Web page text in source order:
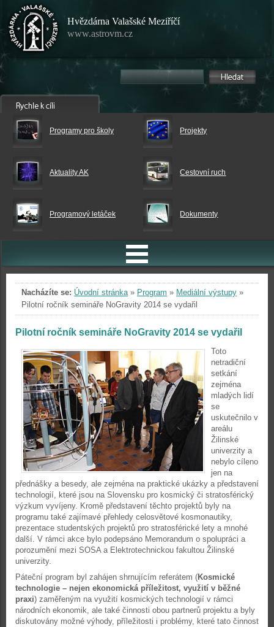
Hvězdárna Valašské Meziříčí
www.astrovm.cz
Programy pro školy Projekty
Aktuality AK Cestovní ruch
Programový letáček Dokumenty
Nacházíte se: Úvodní stránka» Program » Mediální výstupy »
Pilotní ročník semináře NoGravity 2014 se vydařil
Pilotní ročník semináře NoGravity 2014 se vydařil
Toto
netradiční
setkání
zejména
mladých lidí
se
uskutečnilo v
areálu
Žilinské
univerzity a
nebylo cíleno
jen na
přednášky a besedy, ale zejména na praktické ukázky a představení
technologií, které jsou na Slovensku pro kosmický či stratosférický
výzkum vyvíjeny. Kromě představení těchto projektů byly na
programu také zajímavé přehledy celosvětové kosmonautiky,
prezentace studentských projektů pro stratosférické lety a mnohé
další. V rámci akce bylo podepsáno Memorandum o spolupráci a
porozumění mezi SOSA a Elektrotechnickou fakultou Žilinské
univerzity.
Páteční program byl zahájen shrnujícím referátem (Kosmické
technologie – nejen ekonomická příležitost, využití v běžné
praxi) zaměřeným na využití kosmických technologií v rámci
národních ekonomik, ale také činnosti obou partnerů projektu a byly
diskutovány možné výhody, příležitosti i problémy, které tato činnost